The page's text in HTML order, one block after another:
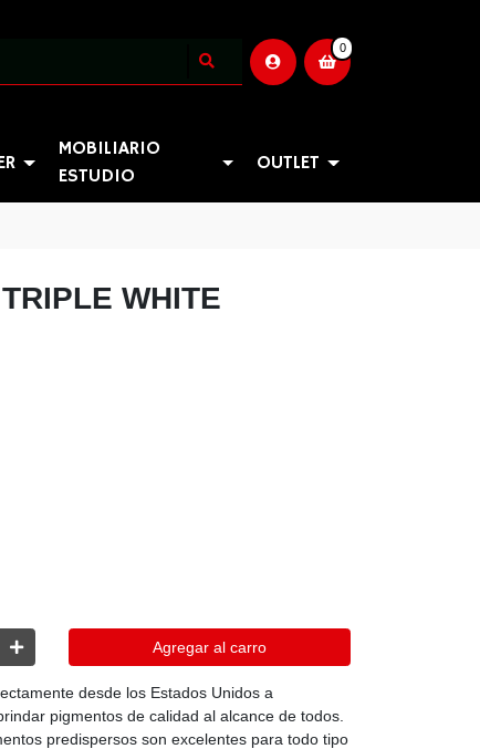
0
MOBILIARIO
ESTUDIO
OUTLET
WHITE
Agregar al carro
desde los Estados Unidos a
pigmentos de calidad al alcance de todos.
predispersos son excelentes para todo tipo